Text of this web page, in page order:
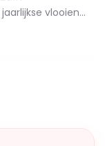
Op zondag 6 september 2026 keert de jaarlijkse vlooienmarkt in de Straat van Maghin, in de wijk…